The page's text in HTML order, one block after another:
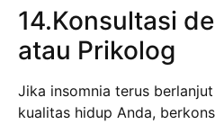
14.Konsultasi
atau Prikolog
Jika insomnia terus
kualitas hidup Anda,